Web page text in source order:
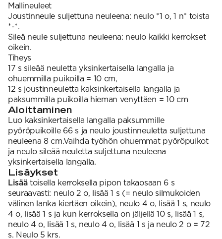
Mallineuleet
Joustinneule suljettuna neuleena: neulo *1 o, 1 n* toista
*-*.
Sileä neule suljettuna neuleena: neulo kaikki kerrokset
oikein.
Tiheys
17 s sileää neuletta yksinkertaisella langalla ja
ohuemmilla puikoilla = 10 cm,
12 s joustinneuletta kaksinkertaisella langalla ja
paksummilla puikoilla hieman venyttäen = 10 cm
Aloittaminen
Luo kaksinkertaisella langalla paksummille
pyöröpuikoille 66 s ja neulo joustinneuletta suljettuna
neuleena 8 cm.Vaihda työhön ohuemmat pyöröpuikot
ja neulo sileää neuletta suljettuna neuleena
yksinkertaisella langalla.
Lisäykset
Lisäätoisella kerroksella pipon takaosaan 6 s
seuraavasti: neulo 2 o, lisää 1 s (= neulo silmukoiden
välinen lanka kiertäen oikein), neulo 4 o, lisää 1 s, neulo
4 o, lisää 1 s ja kun kerroksella on jäljellä 10 s, lisää 1 s,
neulo 4 o, lisää 1 s, neulo 4 o, lisää 1 s ja neulo 2 o = 72
s. Neulo 5 krs.